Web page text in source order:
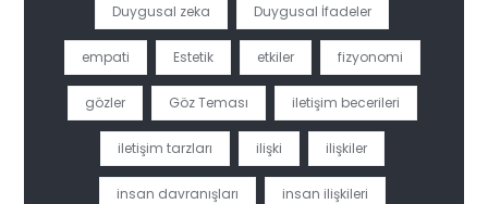
Duygusal zeka Duygusal İfadeler
empati Estetik etkiler fizyonomi
gözler Göz Teması iletişim becerileri
iletişim tarzları ilişki ilişkiler
insan davranışları insan ilişkileri